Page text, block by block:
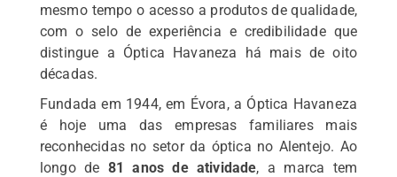
mesmo tempo o acesso a produtos de qualidade,
com o selo de experiência e credibilidade que
distingue a Óptica Havaneza há mais de oito
décadas.
Fundada em 1944, em Évora, a Óptica Havaneza
é hoje uma das empresas familiares mais
reconhecidas no setor da óptica no Alentejo. Ao
longo de 81 anos de atividade, a marca tem